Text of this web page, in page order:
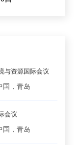
与资源国际会议
国，青岛
会议
国，青岛